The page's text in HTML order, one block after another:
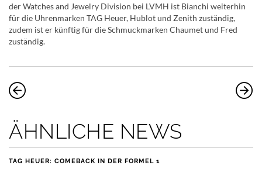
der Watches and Jewelry Division bei LVMH ist Bianchi weiterhin
für die Uhrenmarken TAG Heuer, Hublot und Zenith zuständig,
zudem ist er künftig für die Schmuckmarken Chaumet und Fred
zuständig.
ÄHNLICHE NEWS
TAG HEUER: COMEBACK IN DER FORMEL 1